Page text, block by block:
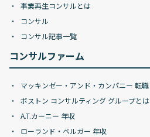
事業再生コンサルとは
コンサル
コンサル記事一覧
コンサルファーム
マッキンゼー・アンド・カンパニー 転職
ボストン コンサルティング グループとは
A.T.カーニー 年収
ローランド・ベルガー 年収